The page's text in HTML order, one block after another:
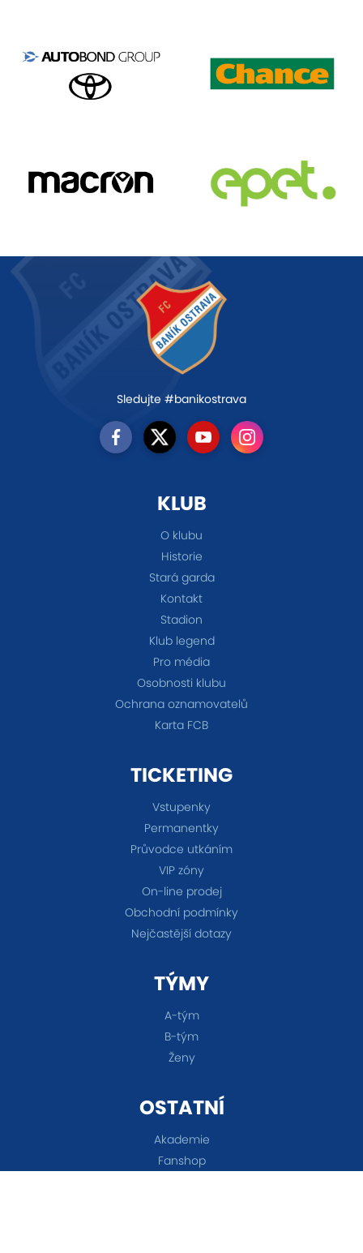
Sledujte #banikostrava
KLUB
O klubu
Historie
Stará garda
Kontakt
Stadion
Klub legend
Pro média
Osobnosti klubu
Ochrana oznamovatelů
Karta FCB
TICKETING
Vstupenky
Permanentky
Průvodce utkáním
VIP zóny
On-line prodej
Obchodní podmínky
Nejčastější dotazy
TÝMY
A-tým
B-tým
Ženy
OSTATNÍ
Akademie
Fanshop